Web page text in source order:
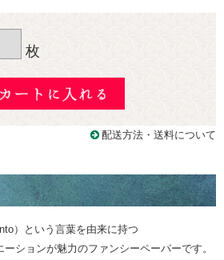
枚
配送方法・送料について
）という言葉を由来に持つ
ションが魅力のファンシーペーパーです。